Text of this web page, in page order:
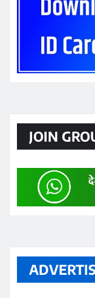
JOIN